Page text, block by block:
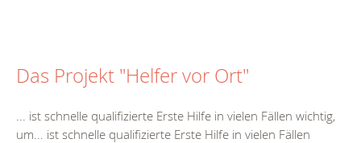
Das Projekt "Helfer vor Ort"
... ist schnelle qualifizierte Erste Hilfe in vielen Fällen wichtig,
um... ist schnelle qualifizierte Erste Hilfe in vielen Fällen